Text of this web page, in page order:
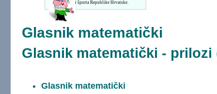
i športa Republike Hrvatske.
Glasnik matematički
Glasnik matematički - prilozi
Glasnik matematički